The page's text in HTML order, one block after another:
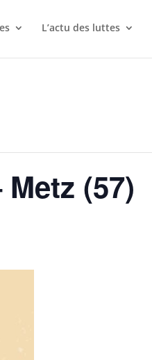
L’actu des luttes
(57)